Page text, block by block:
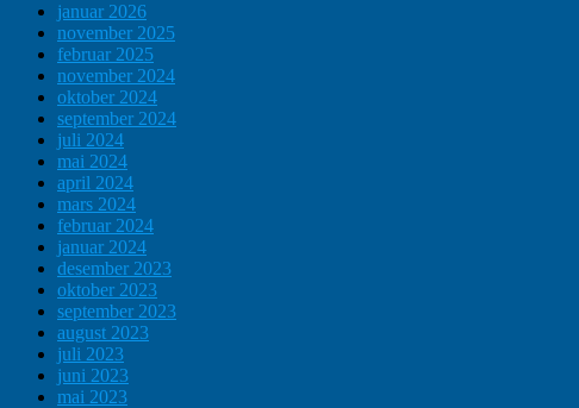
januar 2026
november 2025
februar 2025
november 2024
oktober 2024
september 2024
juli 2024
mai 2024
april 2024
mars 2024
februar 2024
januar 2024
desember 2023
oktober 2023
september 2023
august 2023
juli 2023
juni 2023
mai 2023